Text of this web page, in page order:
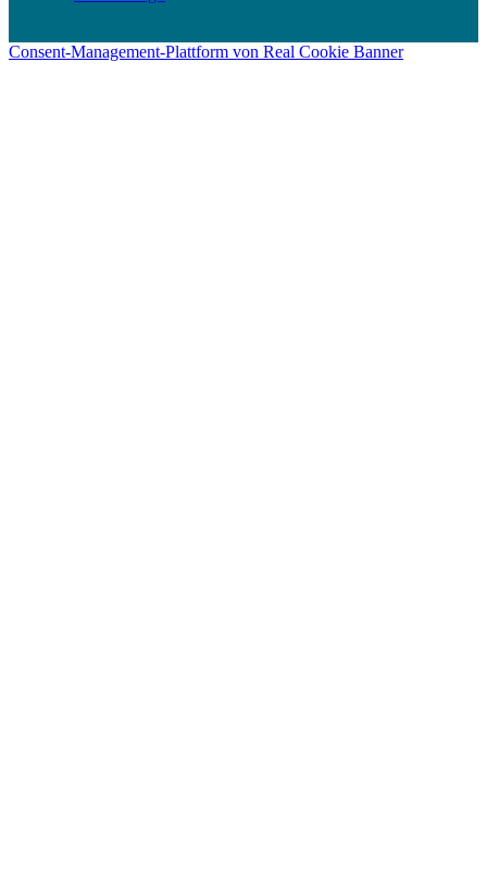
Consent-Management-Plattform von Real Cookie Banner